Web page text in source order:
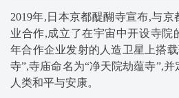
2019年,日本京都醍醐寺宣布,与
业合作,成立了在宇宙中开设寺院
年合作企业发射的人造卫星上搭
寺”,寺庙命名为“净天院劫蕴寺”,
人类和平与安康。